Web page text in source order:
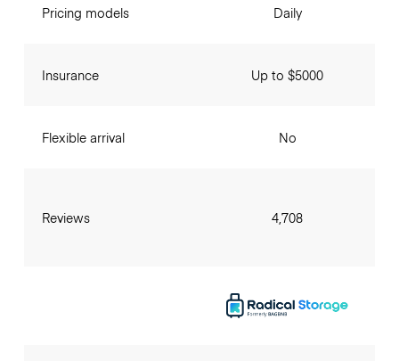
Pricing models
Insurance
Flexible arrival
Reviews
Daily
Up to $5000
No
4,708